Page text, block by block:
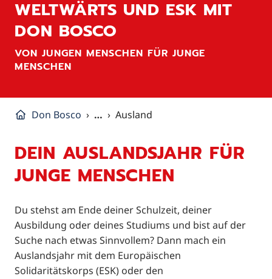
WELTWÄRTS UND ESK MIT
DON BOSCO
VON JUNGEN MENSCHEN FÜR JUNGE
MENSCHEN
Don Bosco … Ausland
DEIN AUSLANDSJAHR FÜR
JUNGE MENSCHEN
Du stehst am Ende deiner Schulzeit, deiner
Ausbildung oder deines Studiums und bist auf der
Suche nach etwas Sinnvollem? Dann mach ein
Auslandsjahr mit dem Europäischen
Solidaritätskorps (ESK) oder den